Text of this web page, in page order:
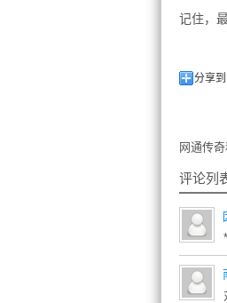
记住，
分享到
网通传
评论列